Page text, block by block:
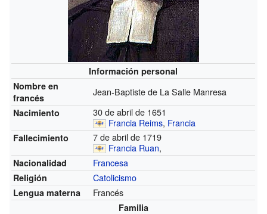
Información personal
Nombre en
francés
Jean-Baptiste de La Salle Manresa
Nacimiento
30 de abril de 1651
Francia Reims, Francia
Fallecimiento
7 de abril de 1719
Francia Ruan,
Nacionalidad Francesa
Religión Catolicismo
Lengua materna Francés
Familia